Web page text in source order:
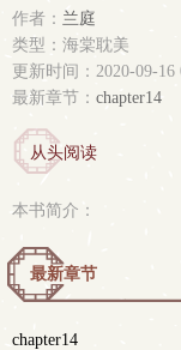
作者： 兰庭
类型：海棠耽美
更新时间：2020-09-16
最新章节： chapter14
从头阅读
本书简介：
最新章节
chapter14